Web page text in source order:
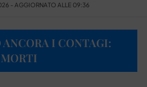
- AGGIORNATO ALLE 09:36
I CONTAGI: